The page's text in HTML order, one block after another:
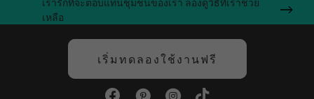
เหลือ
เริ่มทดลองใช้งานฟรี